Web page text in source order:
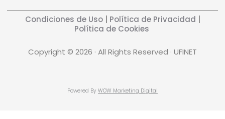
Condiciones de Uso| Política de Privacidad
Política de Cookies
Copyright © 2026 · All Rights Reserved · UFINET
Powered By WOW Marketing Digital